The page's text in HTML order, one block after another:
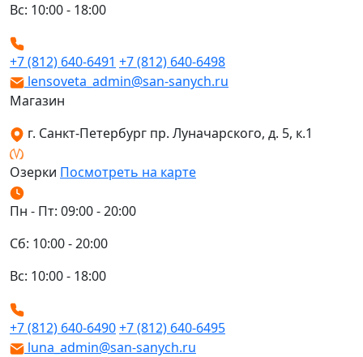
Вс: 10:00 - 18:00
+7 (812) 640-6491 +7 (812) 640-6498
lensoveta_admin@san-sanych.ru
Магазин
г. Санкт-Петербург пр. Луначарского, д. 5, к.1
Озерки Посмотреть на карте
Пн - Пт: 09:00 - 20:00
Сб: 10:00 - 20:00
Вс: 10:00 - 18:00
+7 (812) 640-6490+7 (812) 640-6495
luna_admin@san-sanych.ru